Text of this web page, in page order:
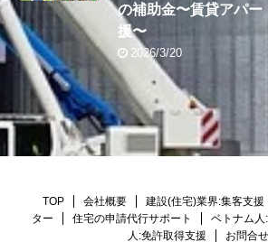
の補助金〜賃貸アパー
援〜
2026/3/20
TOP 会社概要 建設(住宅)業界:集客支援
ター
住宅の申請代行サポート ベトナム人
人:免許取得支援
お問合せ